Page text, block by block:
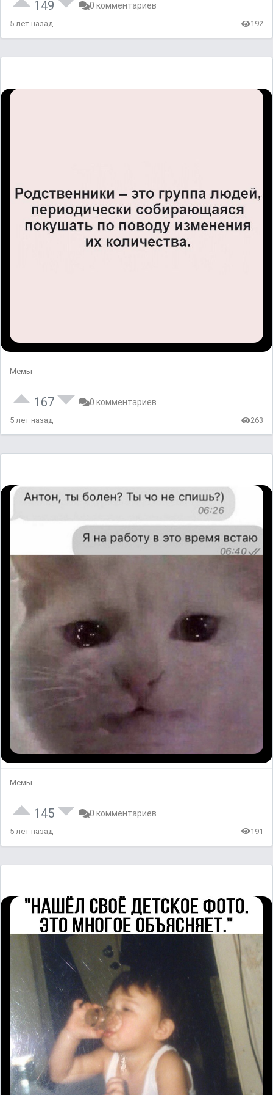
149 0 комментариев
5 лет назад 192
Мемы
167 0 комментариев
5 лет назад 263
Мемы
145 0 комментариев
5 лет назад 191